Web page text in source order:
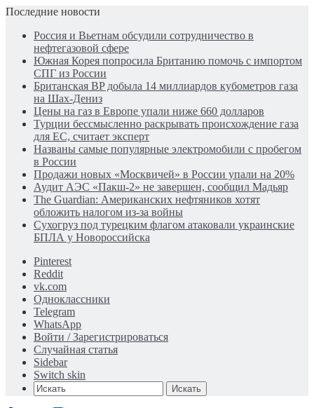
Последние новости
Россия и Вьетнам обсудили сотрудничество в
нефтегазовой сфере
Южная Корея попросила Британию помочь с импортом
СПГ из России
Британская BP добыла 14 миллиардов кубометров газа
на Шах-Дениз
Цены на газ в Европе упали ниже 660 долларов
Турции бессмысленно раскрывать происхождение газа
для ЕС, считает эксперт
Названы самые популярные электромобили с пробегом
в России
Продажи новых «Москвичей» в России упали на 20%
Аудит АЭС «Пакш-2» не завершен, сообщил Мадьяр
The Guardian: Американских нефтяников хотят
обложить налогом из-за войны
Сухогруз под турецким флагом атаковали украинские
БПЛА у Новороссийска
Pinterest
Reddit
vk.com
Одноклассники
Telegram
WhatsApp
Войти / Зарегистрироваться
Случайная статья
Sidebar
Switch skin
Искать